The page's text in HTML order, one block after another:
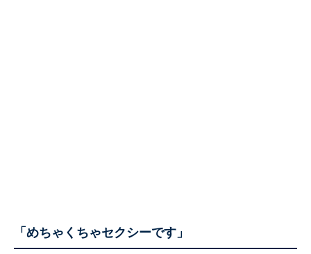
「めちゃくちゃセクシーです」